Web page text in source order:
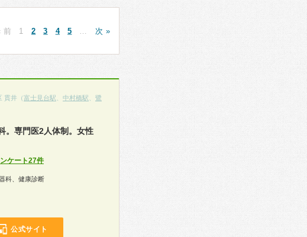
前 1 2 3 4 5 次 »
貫井（富士見台駅 中村橋駅 鷺
。専門医2人体制。女性
ケート27件
科、健康診断
公式サイト